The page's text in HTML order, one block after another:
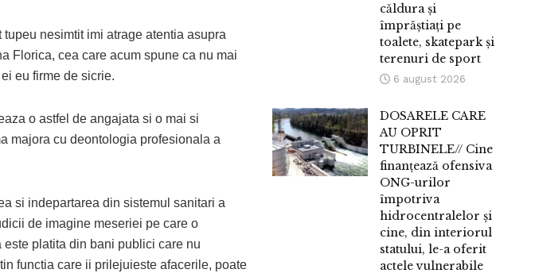
nesimtit imi atrage atentia asupra
Florica, cea care acum spune ca nu mai
eu firme de sicrie.
o astfel de angajata si o mai si
majora cu deontologia profesionala a
si indepartarea din sistemul sanitari a
de imagine meseriei pe care o
platita din bani publici care nu
functia care ii prilejuieste afacerile, poate
căldura și
împrăștiați pe
toalete, skatepark și
terenuri de sport
6 august 2026
DOSARELE CARE
AU OPRIT
TURBINELE// Cine
finanțează ofensiva
ONG-urilor
împotriva
hidrocentralelor și
cine, din interiorul
statului, le-a oferit
actele vulnerabile